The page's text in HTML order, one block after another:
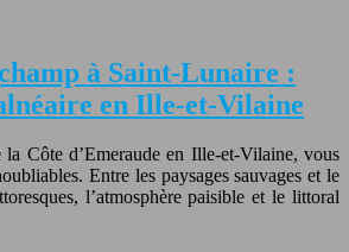
à Saint-Lunaire :
en Ille-et-Vilaine
Côte d’Emeraude en Ille-et-Vilaine, vous
Entre les paysages sauvages et le
l’atmosphère paisible et le littoral